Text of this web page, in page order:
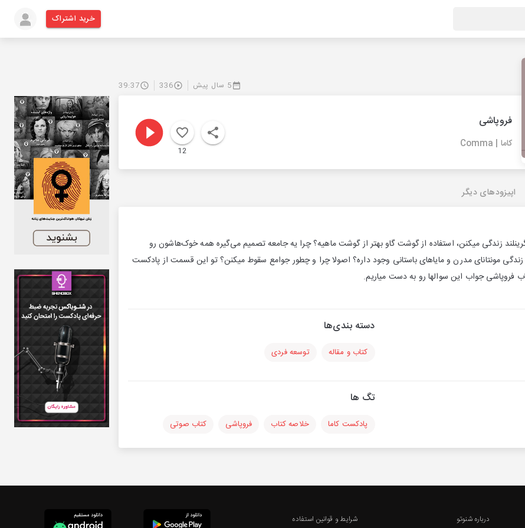
خرید اشتراک
5 سال پیش 336
39:37
فروپاشی
کاما | Comma
12
اپیزودهای دیگر
زندگی میکنن، استفاده از گوشت گاو بهتر از گوشت ماهیه؟ چرا یه جامعه تصمیم می‌گیره همه خوک‌هاشون رو
مونتانای مدرن و مایا‌های باستانی وجود داره؟ اصولا چرا و چطور جوامع سقوط میکنن؟ تو این قسمت از پادکست
فروپاشی جواب این سوالها رو به دست میاریم.
دسته بندی‌ها
کتاب و مقاله توسعه فردی
تگ ها
پادکست کاما خلاصه کتاب فروپاشی کتاب صوتی
درباره شنوتو شرایط و قوانین استفاده